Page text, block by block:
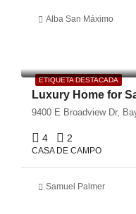
Alba San Máximo
ETIQUETA DESTACADA
Luxury Home for
4 2
CASA DE CAMPO
Samuel Palmer